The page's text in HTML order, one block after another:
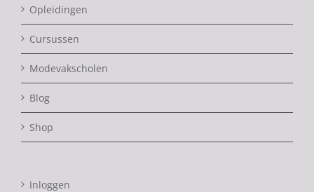
Opleidingen
Cursussen
Modevakscholen
Blog
Shop
Inloggen